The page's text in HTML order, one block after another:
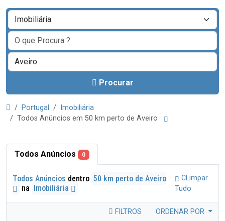
Procurar
Portugal
Imobiliária
Todos Anúncios em 50 km perto de Aveiro
Todos Anúncios 0
Todos Anúncios dentro 50 km perto de Aveiro
na Imobiliária
CLimpar
Tudo
FILTROS ORDENAR POR